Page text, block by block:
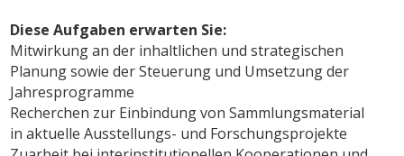
Diese Aufgaben erwarten Sie:
Mitwirkung an der inhaltlichen und strategischen
Planung sowie der Steuerung und Umsetzung der
Jahresprogramme
Recherchen zur Einbindung von Sammlungsmaterial
in aktuelle Ausstellungs- und Forschungsprojekte